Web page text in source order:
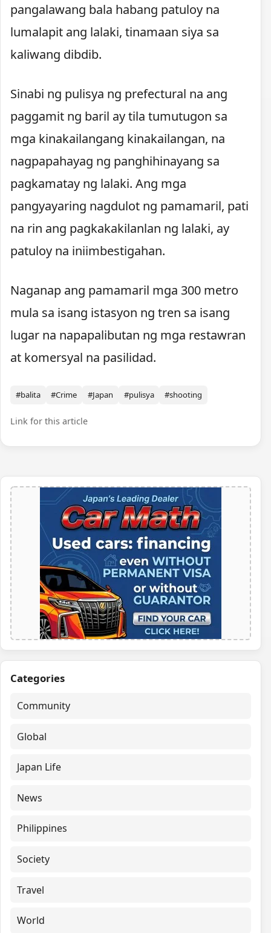
pangalawang bala habang patuloy na
lumalapit ang lalaki, tinamaan siya sa
kaliwang dibdib.
Sinabi ng pulisya ng prefectural na ang
paggamit ng baril ay tila tumutugon sa
mga kinakailangang kinakailangan, na
nagpapahayag ng panghihinayang sa
pagkamatay ng lalaki. Ang mga
pangyayaring nagdulot ng pamamaril, pati
na rin ang pagkakakilanlan ng lalaki, ay
patuloy na iniimbestigahan.
Naganap ang pamamaril mga 300 metro
mula sa isang istasyon ng tren sa isang
lugar na napapalibutan ng mga restawran
at komersyal na pasilidad.
#balita #Crime #Japan #pulisya #shooting
Link for this article
Categories
Community
Global
Japan Life
News
Philippines
Society
Travel
World